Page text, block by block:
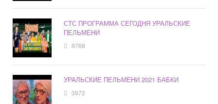
СТС ПРОГРАММА СЕГОДНЯ УРАЛЬСКИЕ
ПЕЛЬМЕНИ
9768
УРАЛЬСКИЕ ПЕЛЬМЕНИ 2021 БАБКИ
3972